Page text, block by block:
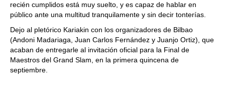
recién cumplidos está muy suelto, y es capaz de hablar en
público ante una multitud tranquilamente y sin decir tonterías.
Dejo al pletórico Kariakin con los organizadores de Bilbao
(Andoni Madariaga, Juan Carlos Fernández y Juanjo Ortiz), que
acaban de entregarle al invitación oficial para la Final de
Maestros del Grand Slam, en la primera quincena de
septiembre.